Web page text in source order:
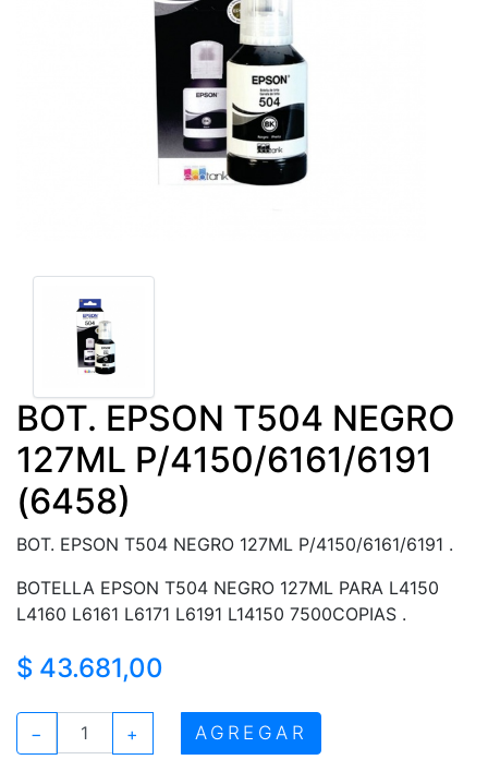
BOT. EPSON T504 NEGRO
127ML P/4150/6161/6191
(6458)
BOT. EPSON T504 NEGRO 127ML P/4150/6161/6191 .
BOTELLA EPSON T504 NEGRO 127ML PARA L4150
L4160 L6161 L6171 L6191 L14150 7500COPIAS .
$ 43.681,00
− + AGREGAR